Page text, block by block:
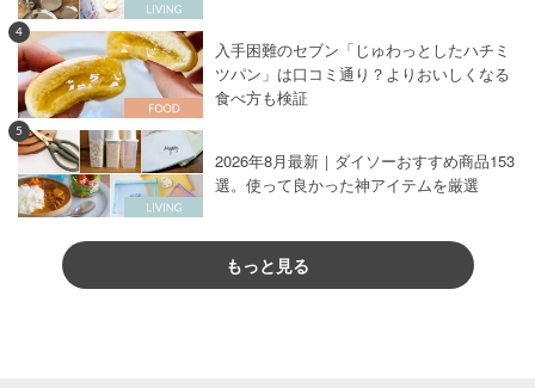
4
入手困難のセブン「じゅわっとしたハチミ
ツパン」は口コミ通り？よりおいしくなる
食べ方も検証
5
2026年8月最新｜ダイソーおすすめ商品153
選。使って良かった神アイテムを厳選
もっと見る